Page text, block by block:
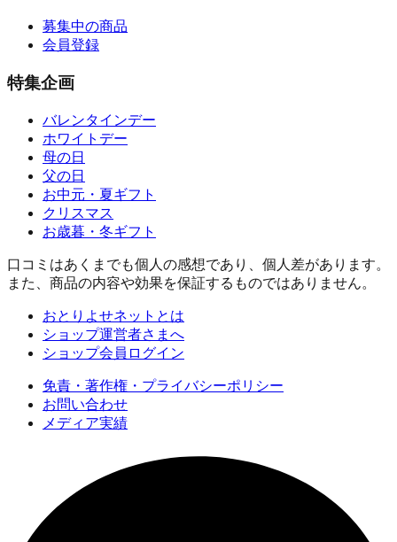
募集中の商品
会員登録
特集企画
バレンタインデー
ホワイトデー
母の日
父の日
お中元・夏ギフト
クリスマス
お歳暮・冬ギフト
口コミはあくまでも個人の感想であり、個人差があります。
また、商品の内容や効果を保証するものではありません。
おとりよせネットとは
ショップ運営者さまへ
ショップ会員ログイン
免責・著作権・プライバシーポリシー
お問い合わせ
メディア実績